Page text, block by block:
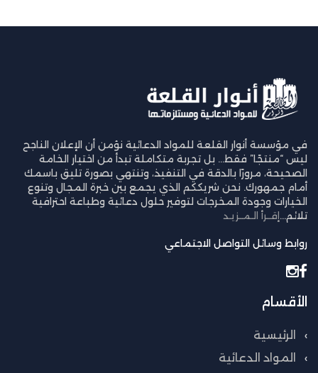
في مؤسسة أنوار القلعة للمواد الدعائية نؤمن أن الإعلان الناجح
ليس “منتجًا” فقط… بل تجربة متكاملة تبدأ من اختيار الخامة
الصحيحة، مرورًا بالدقة في التنفيذ، وتنتهي بصورة تليق باسمك
أمام جمهورك. نحن شريككم الذي يجمع بين خبرة المجال وتنوع
الخيارات وجودة المخرجات لتوفير حلول دعائية وطباعة احترافية
تلائم... إقــرأ الـمــزيـد
روابط وسائل التواصل الاجتماعي
الأقسام
الرئيسية
المواد الدعائية